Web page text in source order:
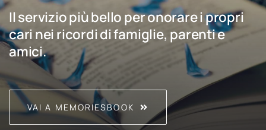
Il servizio più bello per onorare i propri
cari nei ricordi di famiglie, parenti e
amici.
VAI A MEMORIESBOOK